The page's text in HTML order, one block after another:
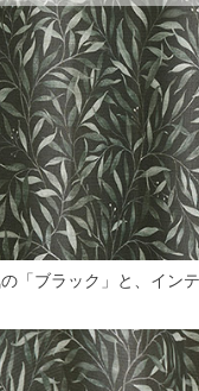
「ブラック」と、イン